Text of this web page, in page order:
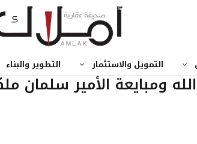
التمويل والاستثمار التطوير والبناء
ومبايعة الأمير سلمان